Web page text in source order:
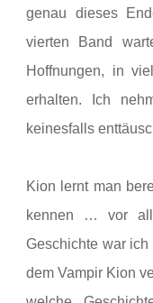
genau dieses
vierten Band
Hoffnungen, in
erhalten. Ich
keinesfalls
Kion lernt man
kennen … vor
Geschichte war
dem Vampir Kion